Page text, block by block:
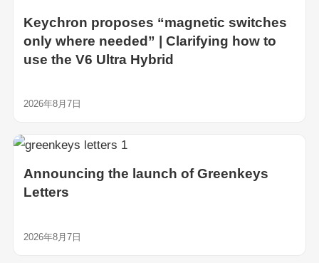
Keychron proposes “magnetic switches
only where needed” | Clarifying how to
use the V6 Ultra Hybrid
2026年8月7日
Announcing the launch of Greenkeys
Letters
2026年8月7日